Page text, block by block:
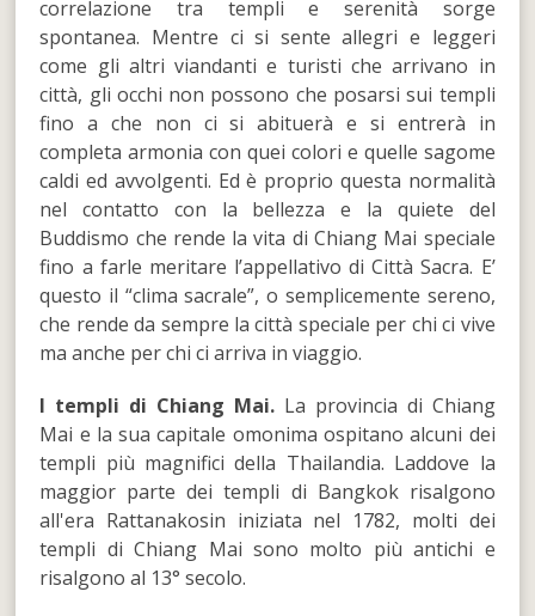
correlazione tra templi e serenità sorge
spontanea. Mentre ci si sente allegri e leggeri
come gli altri viandanti e turisti che arrivano in
città, gli occhi non possono che posarsi sui templi
fino a che non ci si abituerà e si entrerà in
completa armonia con quei colori e quelle sagome
caldi ed avvolgenti. Ed è proprio questa normalità
nel contatto con la bellezza e la quiete del
Buddismo che rende la vita di Chiang Mai speciale
fino a farle meritare l’appellativo di Città Sacra. E’
questo il “clima sacrale”, o semplicemente sereno,
che rende da sempre la città speciale per chi ci vive
ma anche per chi ci arriva in viaggio.
I templi di Chiang Mai. La provincia di Chiang
Mai e la sua capitale omonima ospitano alcuni dei
templi più magnifici della Thailandia. Laddove la
maggior parte dei templi di Bangkok risalgono
all'era Rattanakosin iniziata nel 1782, molti dei
templi di Chiang Mai sono molto più antichi e
risalgono al 13° secolo.